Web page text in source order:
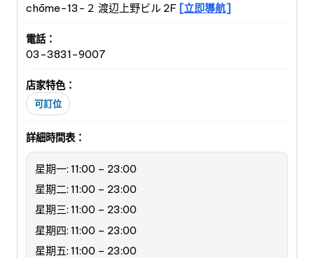
chōme−13−２ 渡辺上野ビル 2F [立即導航]
電話：
03-3831-9007
店家特色：
可訂位
詳細時間表：
星期一: 11:00 – 23:00
星期二: 11:00 – 23:00
星期三: 11:00 – 23:00
星期四: 11:00 – 23:00
星期五: 11:00 – 23:00